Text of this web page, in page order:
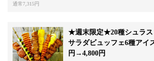
通常7,315円
★週末限定★20種シュラス
サラダビュッフェ6種アイ
円→4,800円